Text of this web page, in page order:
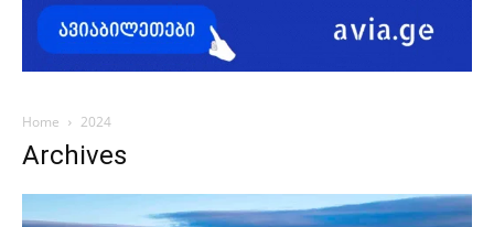
Home 2024
Archives